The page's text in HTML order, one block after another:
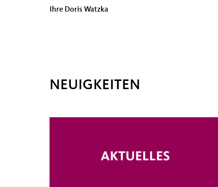
Ihre Doris Watzka
NEUIGKEITEN